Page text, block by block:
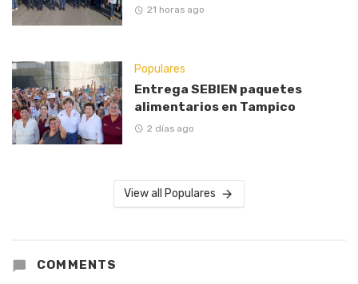
21 horas ago
Populares
Entrega SEBIEN paquetes
alimentarios en Tampico
2 días ago
View all Populares
COMMENTS